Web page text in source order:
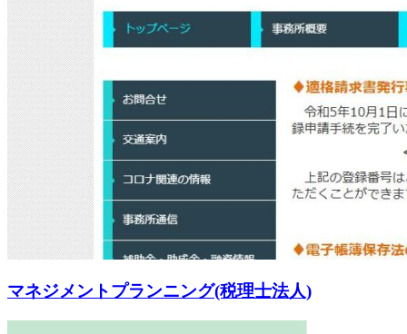
マネジメントプランニング(税理士法人)